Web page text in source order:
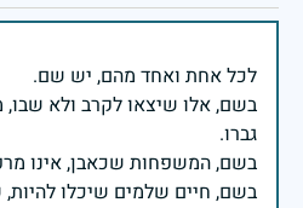
בשם, אלו שיצאו לקרב ולא שבו,
בשם, חיים שלמים שיכלו